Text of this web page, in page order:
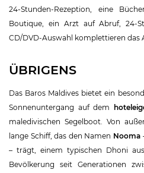
24-Stunden-Rezeption, eine
Boutique, ein Arzt auf Abruf, 24-
CD/DVD-Auswahl komplettieren das
ÜBRIGENS
Das Baros Maldives bietet ein
Sonnenuntergang auf dem
maledivischen Segelboot. Von
lange Schiff, das den Namen Nooma
– trägt, einem typischen Dhoni
Bevölkerung seit Generationen